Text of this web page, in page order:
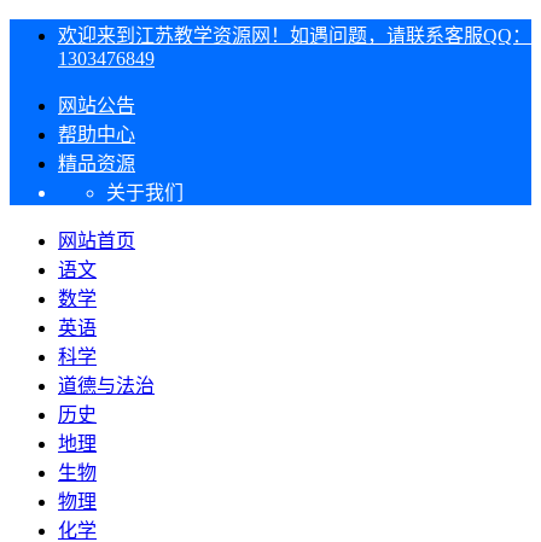
欢迎来到江苏教学资源网！如遇问题，请联系客服QQ：
1303476849
网站公告
帮助中心
精品资源
关于我们
网站首页
语文
数学
英语
科学
道德与法治
历史
地理
生物
物理
化学